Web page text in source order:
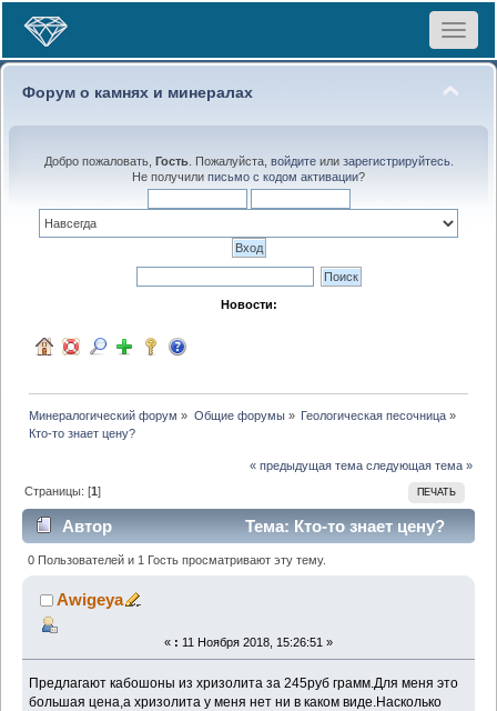
Toggle
Форум о камнях и минералах
Добро пожаловать, Гость. Пожалуйста, войдитеили зарегистрируйтесь.
Не получили письмо с кодом активации?
Новости:
Минералогический форум » Общие форумы» Геологическая песочница»
Кто-то знает цену?
« предыдущая тема следующая тема »
ПЕЧАТЬ
Страницы: [1]
Автор
Тема: Кто-то знает цену?
(Прочитано 2449 раз)
0 Пользователей и 1 Гость просматривают эту тему.
Awigeya
« : 11 Ноября 2018, 15:26:51 »
Предлагают кабошоны из хризолита за 245руб грамм.Для меня это
большая цена,а хризолита у меня нет ни в каком виде.Насколько